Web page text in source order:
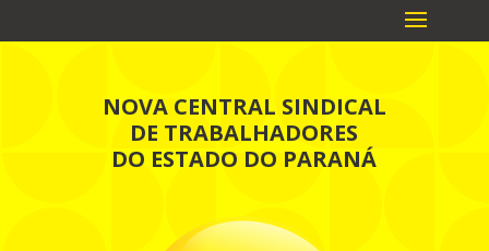
NOVA CENTRAL SINDICAL
DE TRABALHADORES
DO ESTADO DO PARANÁ